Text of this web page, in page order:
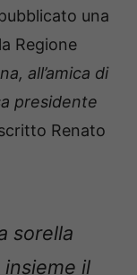
una
Regione
all’amica di
presidente
Renato
sorella
insieme il